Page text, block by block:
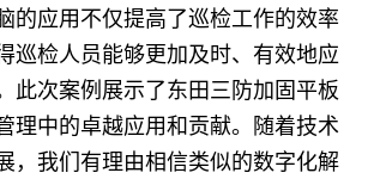
的应用不仅提高了巡检工作的效率
巡检人员能够更加及时、有效地应
此次案例展示了东田三防加固平板
理中的卓越应用和贡献。随着技术
，我们有理由相信类似的数字化解